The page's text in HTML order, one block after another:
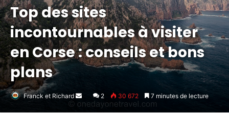
Top des sites
incontournables à visiter
en Corse : conseils et bons
plans
Franck et Richard
Envoyer
un
2 30 672 7 minutes de lecture